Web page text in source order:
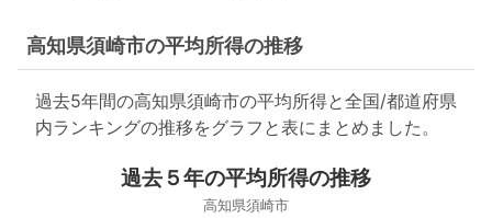
高知県須崎市の平均所得の推移
過去5年間の高知県須崎市の平均所得と全国/都道府県
内ランキングの推移をグラフと表にまとめました。
過去５年の平均所得の推移
高知県須崎市